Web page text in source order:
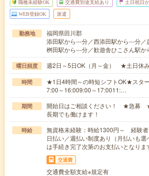
職種未経験OK 交通費別途支給あり 土日祝日
WEB登録OK 派遣
勤務地
福岡県田川郡
添田駅から---分／西添田駅から---分
桝田駅から---分／歓遊舎ひこさん駅か
曜日頻度 週2日～5日OK（月～金） ★土日休
時間
★1日4時間～の時短シフトOK★スタ
7:00～16:009:00～17:0011:…
期間
開始日はご相談ください！ ★急募 ★
長期でも働けます！
時給
無資格未経験：時給1300円～ 経験
日払い／週払い制度あり（月払いも
は手続き完了次第のお支払いとなりま
交通費
交通費全額支給※規定有